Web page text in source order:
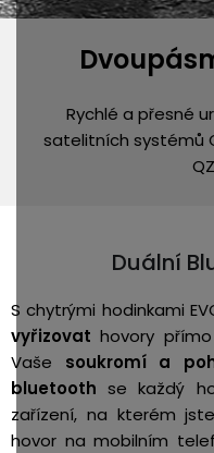
Rychlé a přesné
satelitních systémů
Duální
S chytrými hodinkami
vyřizovat hovory
Vaše soukromí a
bluetooth se každý
zařízení, na kterém
hovor na mobilním